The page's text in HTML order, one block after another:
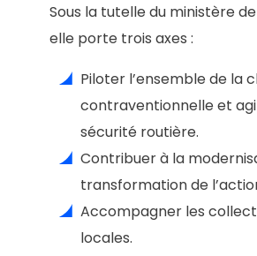
Sous la tutelle du ministère
elle porte trois axes :
Piloter l’ensemble de la
contraventionnelle et
sécurité routière.
Contribuer à la
transformation de
Accompagner les
locales.